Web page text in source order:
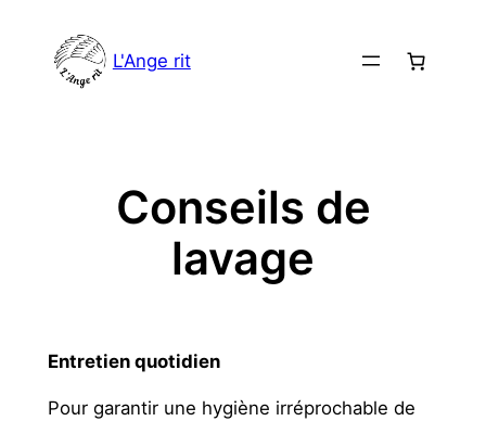
contenu
L'Ange rit
Conseils de
lavage
Entretien quotidien
Pour garantir une hygiène irréprochable de